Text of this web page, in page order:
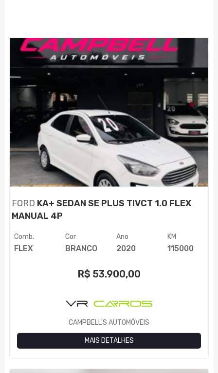
FORD KA+ SEDAN SE PLUS TIVCT 1.0 FLEX
MANUAL 4P
Comb.
FLEX
Cor
BRANCO
Ano
2020
KM
115000
R$ 53.900,00
CAMPBELL'S AUTOMÓVEIS
MAIS DETALHES